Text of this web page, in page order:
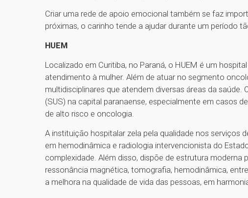
Criar uma rede de apoio emocional também se faz
próximas, o carinho tende a ajudar durante um período
HUEM
Localizado em Curitiba, no Paraná, o HUEM é um
atendimento à mulher. Além de atuar no segmento
multidisciplinares que atendem diversas áreas da
(SUS) na capital paranaense, especialmente em casos
de alto risco e oncologia.
A instituição hospitalar zela pela qualidade nos serviços
em hemodinâmica e radiologia intervencionista do
complexidade. Além disso, dispõe de estrutura
ressonância magnética, tomografia, hemodinâmica,
a melhora na qualidade de vida das pessoas, em
1